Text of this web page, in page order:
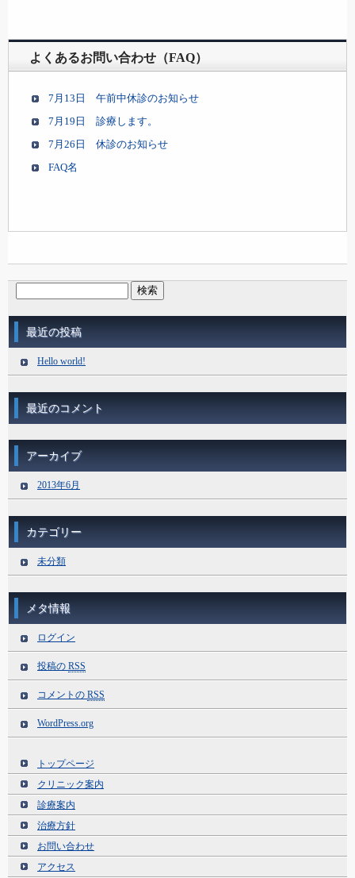
よくあるお問い合わせ（FAQ）
7月13日 午前中休診のお知らせ
7月19日 診療します。
7月26日 休診のお知らせ
FAQ名
最近の投稿
Hello world!
最近のコメント
アーカイブ
2013年6月
カテゴリー
未分類
メタ情報
ログイン
投稿の RSS
コメントの RSS
WordPress.org
トップページ
クリニック案内
診療案内
治療方針
お問い合わせ
アクセス